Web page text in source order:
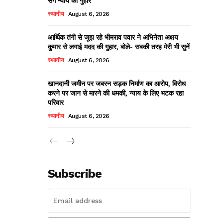
स्थानीय August 6, 2026
आर्थिक तंगी से जूझ रहे भीमराव पवार ने अभिनेता अक्षय
कुमार से लगाई मदद की गुहार, बोले- सबकी तरह मेरी भी सुनें
स्थानीय August 6, 2026
खानदानी जमीन पर जबरन सड़क निर्माण का आरोप, विरोध
करने पर जान से मारने की धमकी, न्याय के लिए भटक रहा
परिवार
स्थानीय August 6, 2026
Subscribe